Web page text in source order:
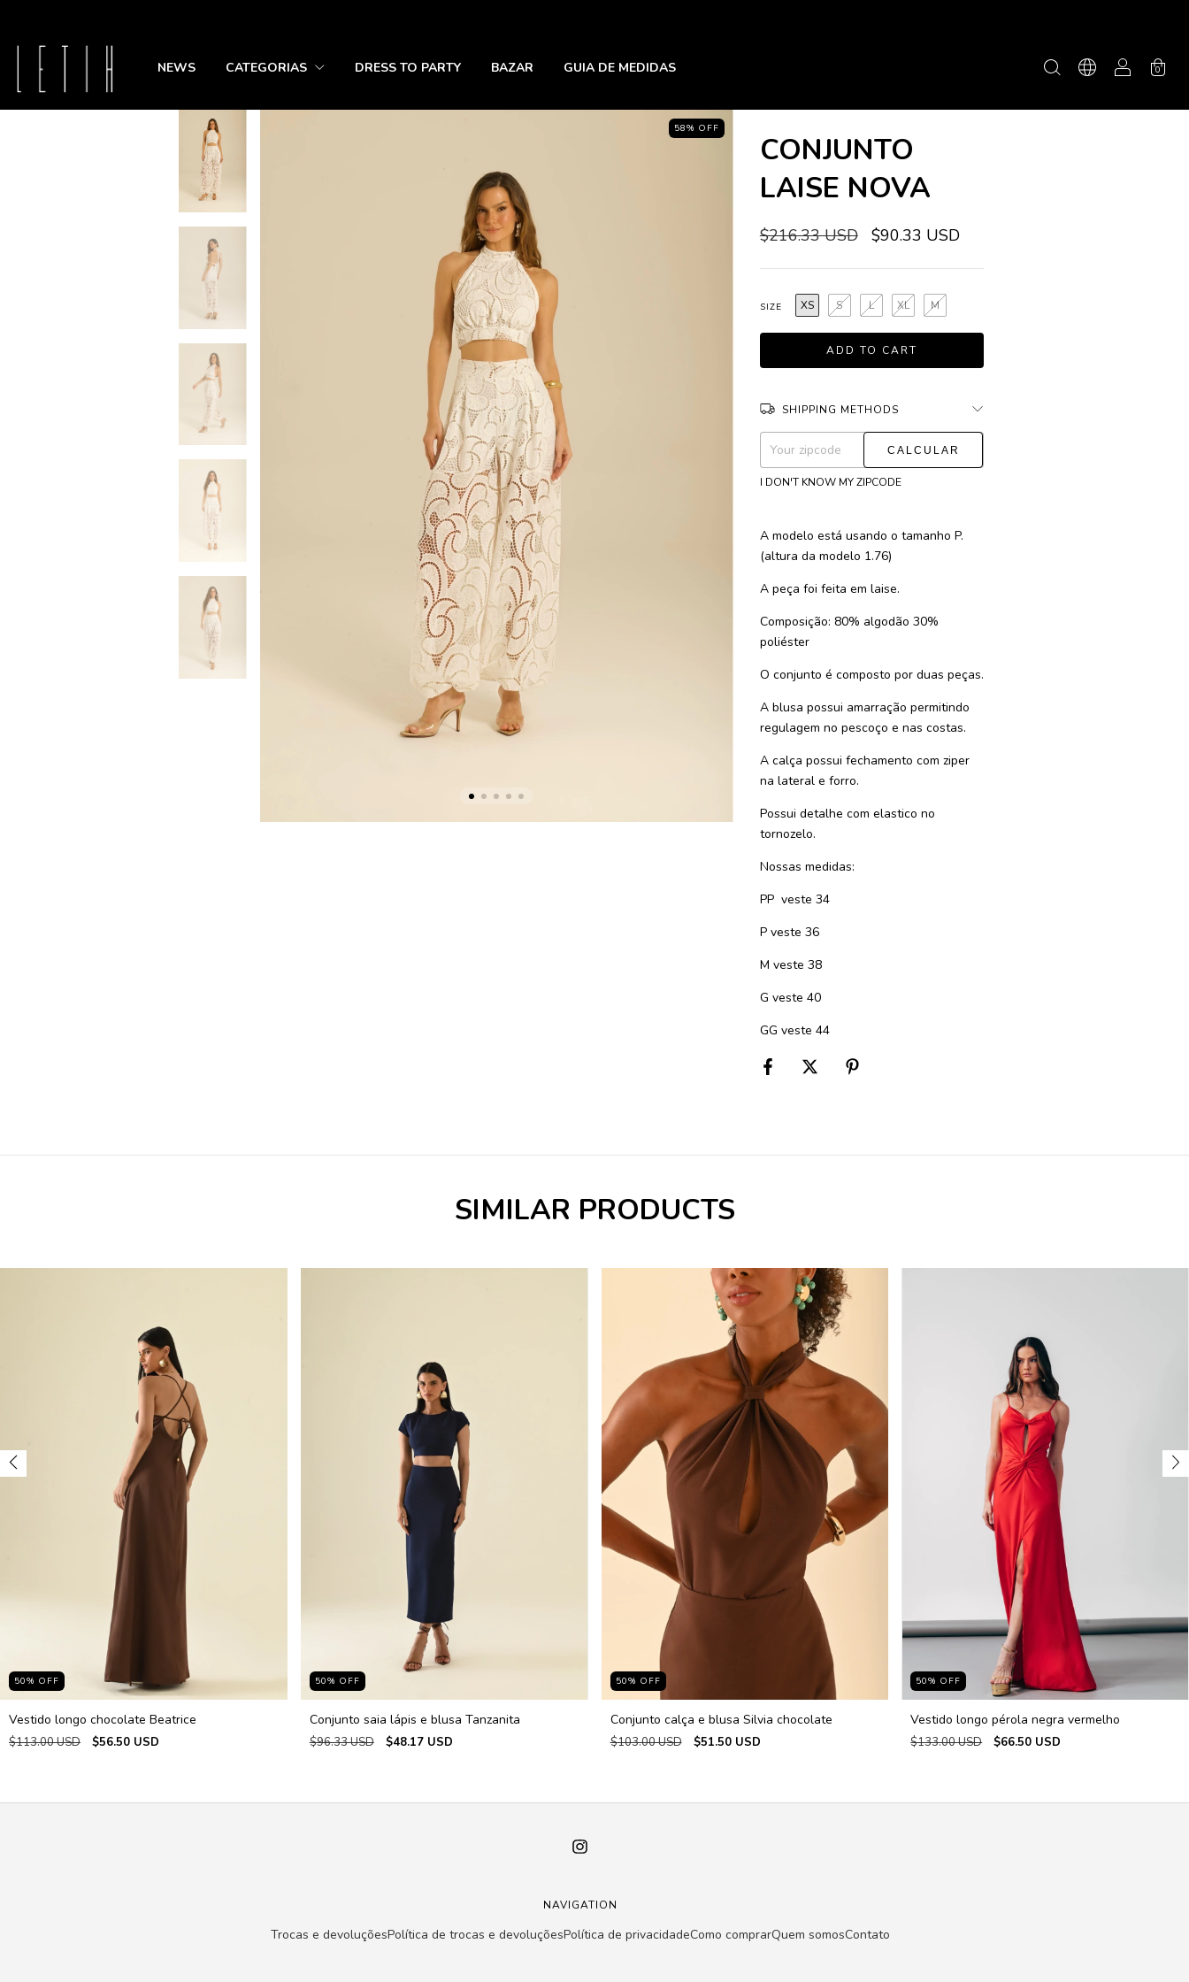
NEWS CATEGORIAS DRESS TO PARTY BAZAR GUIA DE MEDIDAS 0
58% OFF
CONJUNTO
LAISE NOVA
$216.33 USD $90.33 USD
SIZE XS S M
L XL
SHIPPING METHODS
Shipping for zipcode:
CHANGE ZIPCODE
I DON'T KNOW MY ZIPCODE
A modelo está usando o tamanho P.
(altura da modelo 1.76)
A peça foi feita em laise.
Composição: 80% algodão 30%
poliéster
O conjunto é composto por duas peças.
A blusa possui amarração permitindo
regulagem no pescoço e nas costas.
A calça possui fechamento com ziper
na lateral e forro.
Possui detalhe com elastico no
tornozelo.
Nossas medidas:
PP veste 34
P veste 36
M veste 38
G veste 40
GG veste 44
SIMILAR PRODUCTS
50% OFF
Vestido longo chocolate Beatrice
$113.00 USD $56.50 USD
50% OFF
Conjunto saia lápis e blusa Tanzanita
$96.33 USD $48.17 USD
50% OFF
Conjunto calça e blusa Silvia chocolate
$103.00 USD $51.50 USD
50% OFF
Vestido longo pérola negra vermelho
$133.00 USD $66.50 USD
NAVIGATION
Trocas e devoluçõesPolítica de trocas e devoluçõesPolítica de privacidadeComo comprarQuem somosContato